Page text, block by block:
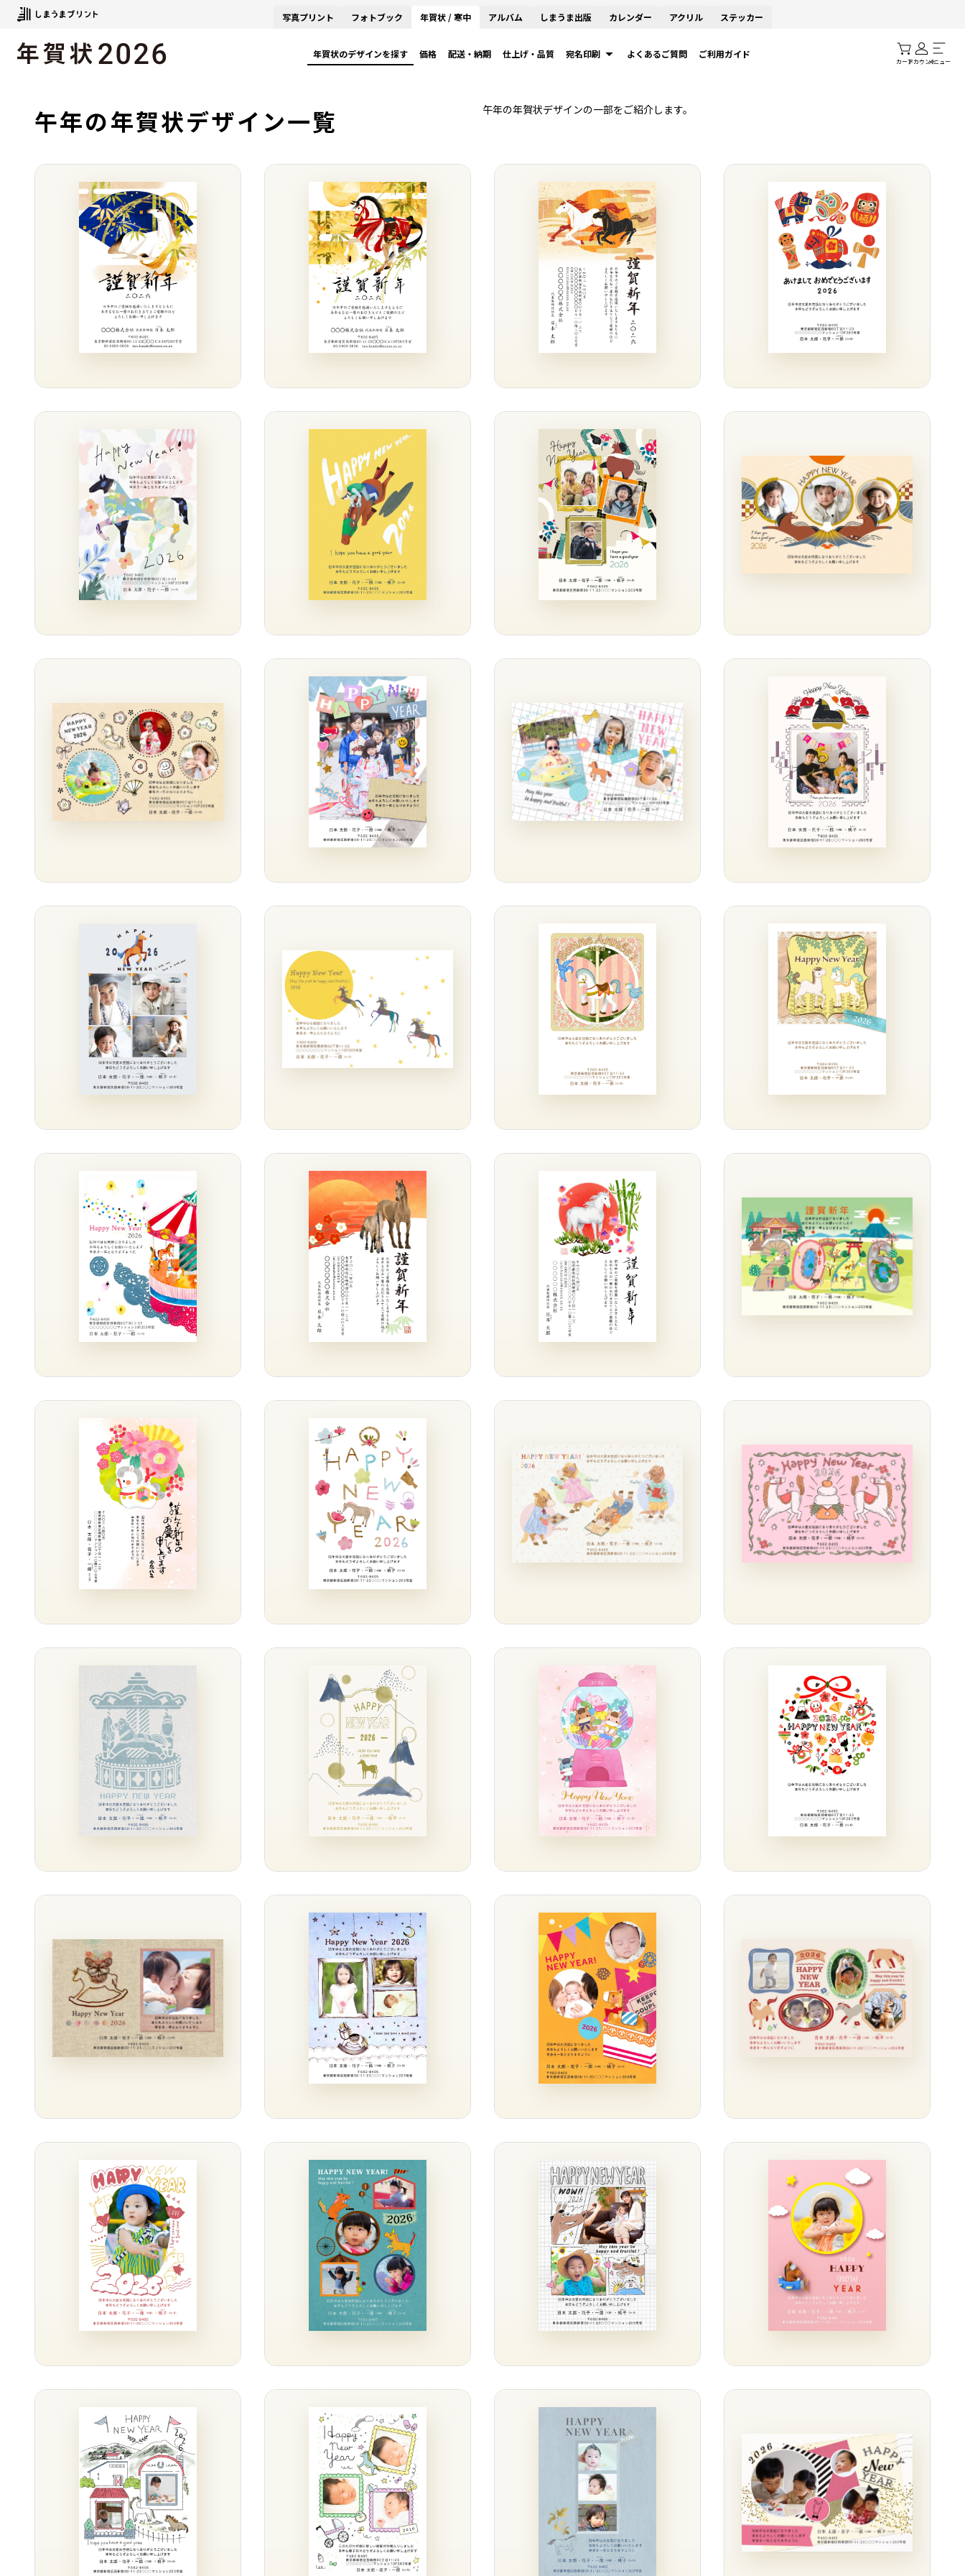
写真プリント フォトブック 年賀状 / 寒中 アルバム しまうま出版 カレンダー アクリル ステッカー
年賀状のデザインを探す 価格 配送・納期 仕上げ・品質 宛名印刷 よくあるご質問 ご利用ガイド
カートアカウントメニュー
午年の年賀状デザイン一覧 午年の年賀状デザインの一部をご紹介します。